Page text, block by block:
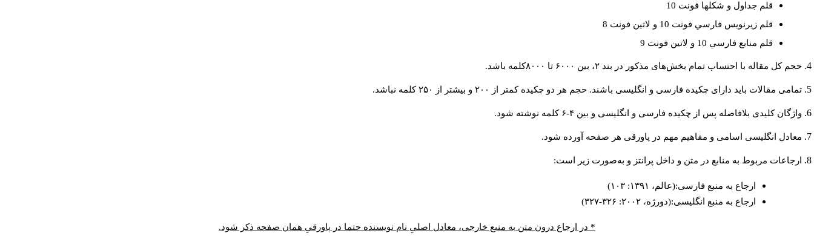
قلم جداول و شكلها فونت 10
قلم زيرنويس فارسي فونت 10 و لاتين فونت 8
قلم منابع فارسي 10 و لاتين فونت 9
حجم کل مقاله با احتساب تمام بخش‌های مذکور در بند ۲، بین ۶۰۰۰ تا ۸۰۰۰کلمه باشد.
تمامی مقالات باید دارای چکیده فارسی و انگلیسی باشند. حجم هر دو چکیده کمتر از ۲۰۰ و بیشتر از ۲۵۰ کلمه نباشد.
واژگان کلیدی بلافاصله پس از چکیده فارسی و انگلیسی و بین ۴-۶ کلمه نوشته شود.
معادل انگلیسی اسامی و مفاهیم مهم در پاورقی هر صفحه آورده شود.
ارجاعات مربوط به منابع در متن و داخل پرانتز و به‌صورت زیر است:
ارجاع به منبع فارسی:(عالم، ۱۳۹۱: ۱۰۳)
ارجاع به منبع انگلیسی:(دورژه، ۲۰۰۲: ۳۲۶-۳۲۷)
* در ارجاع درون متن به منبع خارجی، معادل اصلیِ نام نویسنده حتما در پاورقیِ همان صفحه ذکر شود.